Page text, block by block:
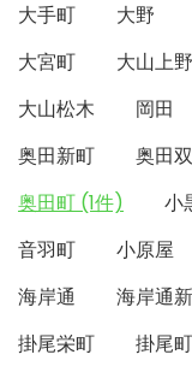
大手町
大野
大宮町
大山上野
大山松木
岡田
奥田新町
奥田
奥田町 (1件)
小
音羽町
小原屋
海岸通
海岸通
掛尾栄町
掛尾町